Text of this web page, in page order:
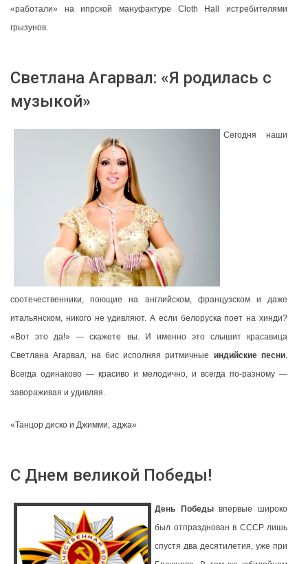
«работали» на ипрской мануфактуре Cloth Hall истребителями
грызунов.
Светлана Агарвал: «Я родилась с
музыкой»
Сегодня наши
соотечественники, поющие на английском, французском и даже
итальянском, никого не удивляют. А если белоруска поет на хинди?
«Вот это да!» — скажете вы. И именно это слышит красавица
Светлана Агарвал, на бис исполняя ритмичные индийские песни.
Всегда одинаково — красиво и мелодично, и всегда по-разному —
завораживая и удивляя.
«Танцор диско и Джимми, аджа»
С Днем великой Победы!
День Победывпервые широко
был отпразднован в СССР лишь
спустя два десятилетия, уже при